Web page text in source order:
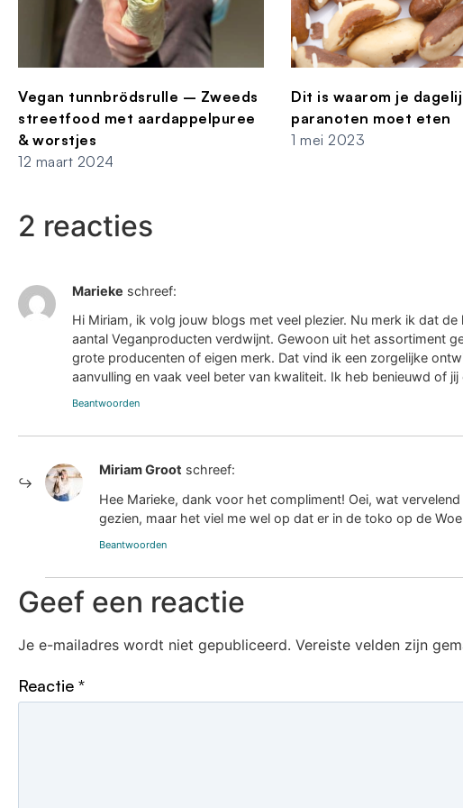
Vegan tunnbrödsrulle – Zweeds
streetfood met aardappelpuree
& worstjes
12 maart 2024
Dit is waarom je
paranoten moet eten
1 mei 2023
2 reacties
Marieke schreef:
Hi Miriam, ik volg jouw blogs met veel plezier. Nu merk ik dat
aantal Veganproducten verdwijnt. Gewoon uit het assortiment
grote producenten of eigen merk. Dat vind ik een zorgelijke
aanvulling en vaak veel beter van kwaliteit. Ik heb benieuwd of
Beantwoorden
Miriam Groot schreef:
Hee Marieke, dank voor het compliment! Oei, wat
gezien, maar het viel me wel op dat er in de toko op de
Beantwoorden
Geef een reactie
Je e-mailadres wordt niet gepubliceerd. Vereiste velden zijn
Reactie *